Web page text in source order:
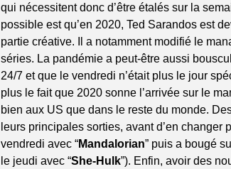
qui nécessitent donc d’être étalés sur la
possible est qu’en 2020, Ted Sarandos est
partie créative. Il a notamment modifié le
séries. La pandémie a peut-être aussi
24/7 et que le vendredi n’était plus le jour
plus le fait que 2020 sonne l’arrivée sur le
bien aux US que dans le reste du monde.
leurs principales sorties, avant d’en
vendredi avec “Mandalorian” puis a bougé
le jeudi avec “She-Hulk”). Enfin, avoir des